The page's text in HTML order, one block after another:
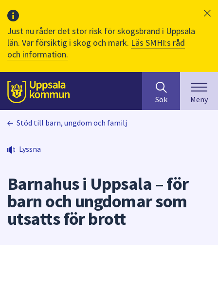
Just nu råder det stor risk för skogsbrand i Uppsala
län. Var försiktig i skog och mark. Läs SMHI:s råd
och information.
Till sidans
huvudinnehåll
efter
innehåll
på
kommer
Sök Meny
Stöd till barn, ungdom och familj
Lyssna
Barnahus i Uppsala – för
barn och ungdomar som
utsatts för brott